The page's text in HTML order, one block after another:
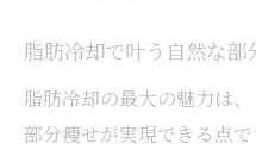
脂肪冷却で叶う自然な部
脂肪冷却の最大の魅力は
部分痩せが実現できる点